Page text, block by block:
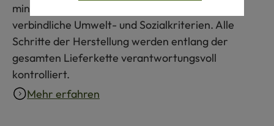
mindestens 70 % aus Naturfasern und erfüllen
verbindliche Umwelt- und Sozialkriterien. Alle
Schritte der Herstellung werden entlang der
gesamten Lieferkette verantwortungsvoll
kontrolliert.
Mehr erfahren